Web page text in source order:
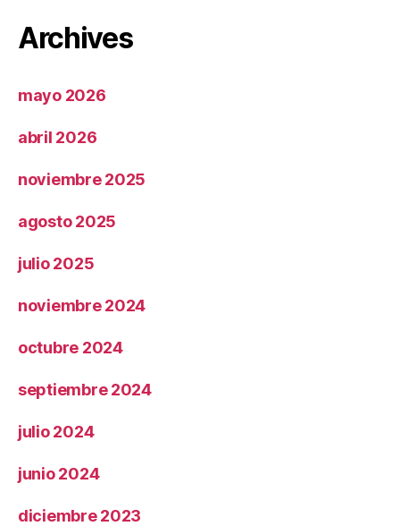
Archives
mayo 2026
abril 2026
noviembre 2025
agosto 2025
julio 2025
noviembre 2024
octubre 2024
septiembre 2024
julio 2024
junio 2024
diciembre 2023